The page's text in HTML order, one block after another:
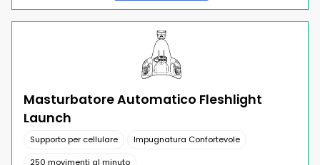
Masturbatore Automatico Fleshlight
Launch
Supporto per cellulare
Impugnatura Confortevole
250 movimenti al minuto